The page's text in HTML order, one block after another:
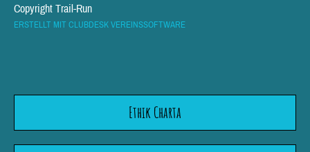
Copyright Trail-Run
ERSTELLT MIT CLUBDESK VEREINSSOFTWARE
Ethik Charta